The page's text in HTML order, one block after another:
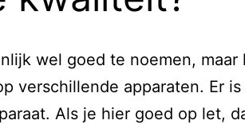
wel goed te noemen,
verschillende apparaten. Er
Als je hier goed op let,